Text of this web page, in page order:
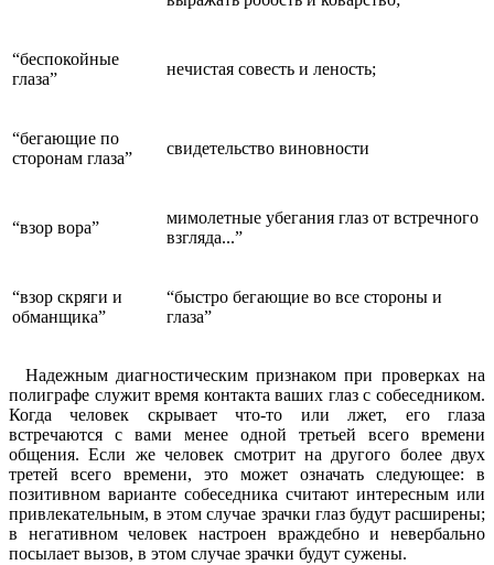
“беспокойные
глаза”
нечистая совесть и леность;
“бегающие по
сторонам глаза”
свидетельство виновности
“взор вора”
мимолетные убегания глаз от встречного
взгляда...”
“взор скряги и
обманщика”
“быстро бегающие во все стороны и
глаза”
Надежным диагностическим признаком при проверках на
полиграфе служит время контакта ваших глаз с собеседником.
Когда человек скрывает что-то или лжет, его глаза
встречаются с вами менее одной третьей всего времени
общения. Если же человек смотрит на другого более двух
третей всего времени, это может означать следующее: в
позитивном варианте собеседника считают интересным или
привлекательным, в этом случае зрачки глаз будут расширены;
в негативном человек настроен враждебно и невербально
посылает вызов, в этом случае зрачки будут сужены.